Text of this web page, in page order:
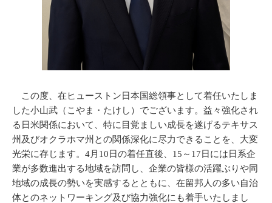
この度、在ヒューストン日本国総領事として着任いたしま
した小山武（こやま・たけし）でございます。益々強化され
る日米関係において、特に目覚ましい成長を遂げるテキサス
州及びオクラホマ州との関係深化に尽力できることを、大変
光栄に存じます。4月10日の着任直後、15～17日には日系企
業が多数進出する地域を訪問し、企業の皆様の活躍ぶりや同
地域の成長の勢いを実感するとともに、在留邦人の多い自治
体とのネットワーキング及び協力強化にも着手いたしまし